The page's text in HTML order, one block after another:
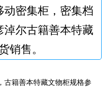
密集柜，密集档
淖尔古籍善本特藏
销售。
古籍善本特藏文物柜规格参